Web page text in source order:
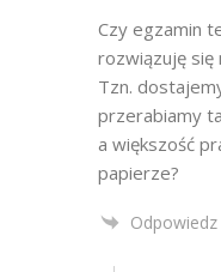
Czy egzamin
rozwiązuję się
Tzn.
przerabiamy
a większość
papierze?
Odpowiedz